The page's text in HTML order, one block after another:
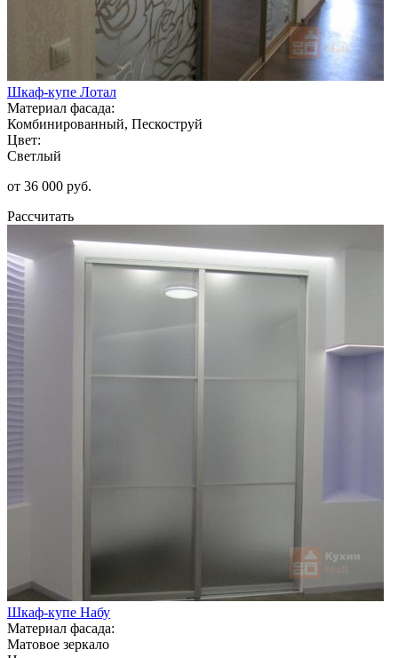
Шкаф-купе Лотал
Материал фасада:
Комбинированный, Пескоструй
Цвет:
Светлый
от 36 000 руб.
Рассчитать
Шкаф-купе Набу
Материал фасада:
Матовое зеркало